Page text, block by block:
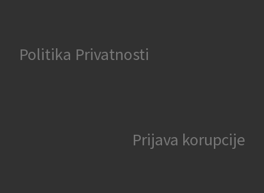
Politika Privatnosti
Prijava korupcije